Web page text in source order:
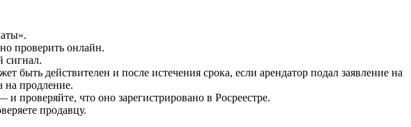
проверить онлайн.
сигнал.
быть действителен и после истечения срока, если арендатор подал заявление на
на продление.
и проверяйте, что оно зарегистрировано в Росреестре.
продавцу.